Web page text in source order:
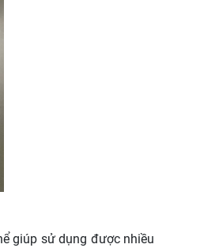
giúp sử dụng được nhiều